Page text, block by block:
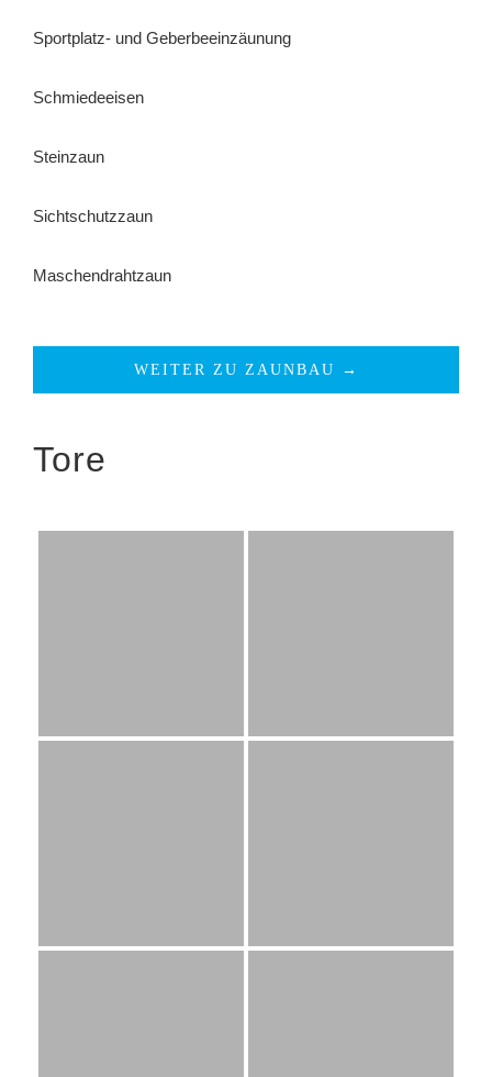
Sportplatz- und Geberbeeinzäunung
Schmiedeeisen
Steinzaun
Sichtschutzzaun
Maschendrahtzaun
WEITER ZU ZAUNBAU →
Tore